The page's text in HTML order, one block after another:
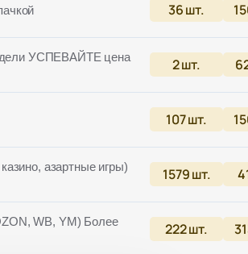
36шт.
УСПЕВАЙТЕ цена
2шт.
107шт.
азартные игры)
1579шт.
WB, YM) Более
222шт.